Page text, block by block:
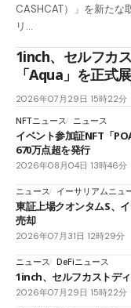
CASHCAT）」を新たな
リ…
1inch、セルフカ
「Aqua」を正式
2026年07月29日 15時22分
NFTニュース
ニュース
イベント参加証NFT「
670万点超を発行
2026年08月04日 13時46分
ニュース イーサリアムニュ
東証上場クオンタムS、
売却
2026年07月31日 12時29分
ニュース DeFiニュース
1inch、セルフカストデ
2026年07月29日 15時22分